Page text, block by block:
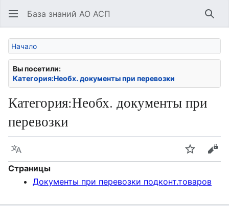
База знаний АО АСП
Начало
Вы посетили:
Категория:Необх. документы при перевозки
Категория:Необх. документы при
перевозки
Язык Следить
Страницы
Документы при перевозки подконт.товаров